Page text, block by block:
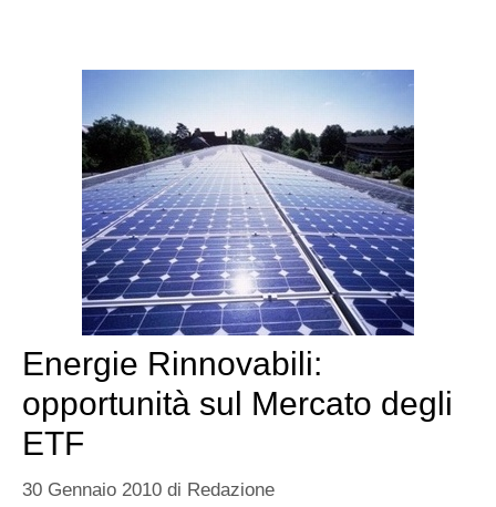
Energie Rinnovabili:
opportunità sul Mercato degli
ETF
30 Gennaio 2010 di Redazione